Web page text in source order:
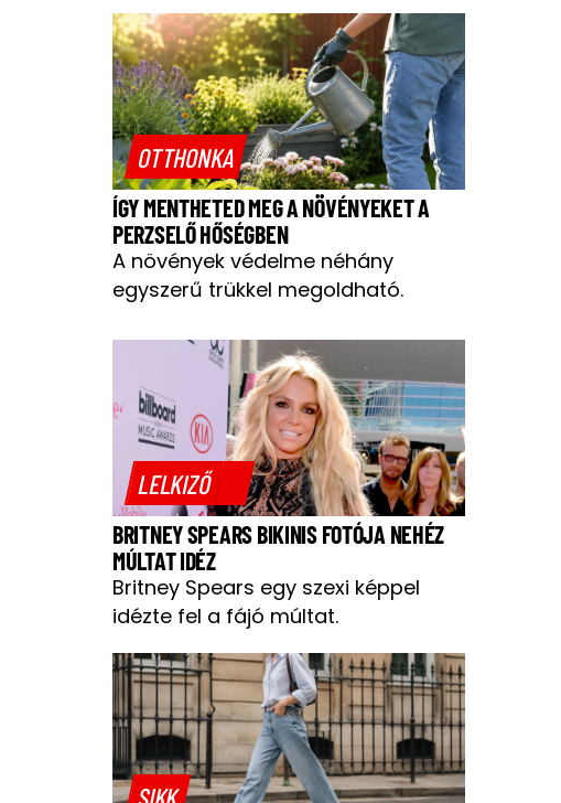
OTTHONKA
ÍGY MENTHETED MEG A NÖVÉNYEKET A
PERZSELŐ HŐSÉGBEN
A növények védelme néhány
egyszerű trükkel megoldható.
LELKIZŐ
BRITNEY SPEARS BIKINIS FOTÓJA NEHÉZ
MÚLTAT IDÉZ
Britney Spears egy szexi képpel
idézte fel a fájó múltat.
SIKK